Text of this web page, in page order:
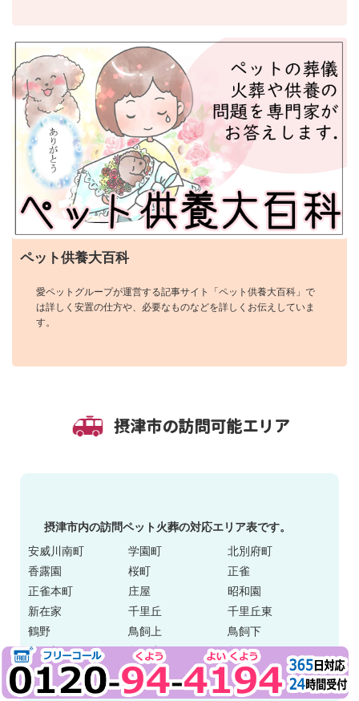
ペット供養大百科
愛ペットグループが運営する記事サイト「ペット供養大百科」で
は詳しく安置の仕方や、必要なものなどを詳しくお伝えしていま
す。
摂津市の訪問可能エリア
摂津市内の訪問ペット火葬の対応エリア表です。
安威川南町
学園町
北別府町
香露園
桜町
正雀
正雀本町
庄屋
昭和園
新在家
千里丘
千里丘東
鶴野
鳥飼上
鳥飼下
鳥飼新町
鳥飼中
鳥飼西
鳥飼野々
鳥飼八防
鳥飼八町
鳥飼本町
鳥飼銘木町 鳥飼和道